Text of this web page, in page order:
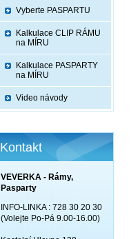
Vyberte PASPARTU
Kalkulace CLIP RÁMU
na MÍRU
Kalkulace PASPARTY
na MÍRU
Video návody
Kontakt
VEVERKA - Rámy,
Pasparty
INFO-LINKA : 728 30 20 30
(Volejte Po-Pá 9.00-16.00)